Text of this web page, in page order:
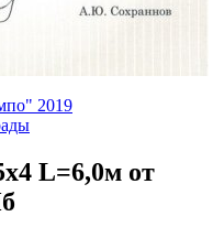
2019
L=6,0м от